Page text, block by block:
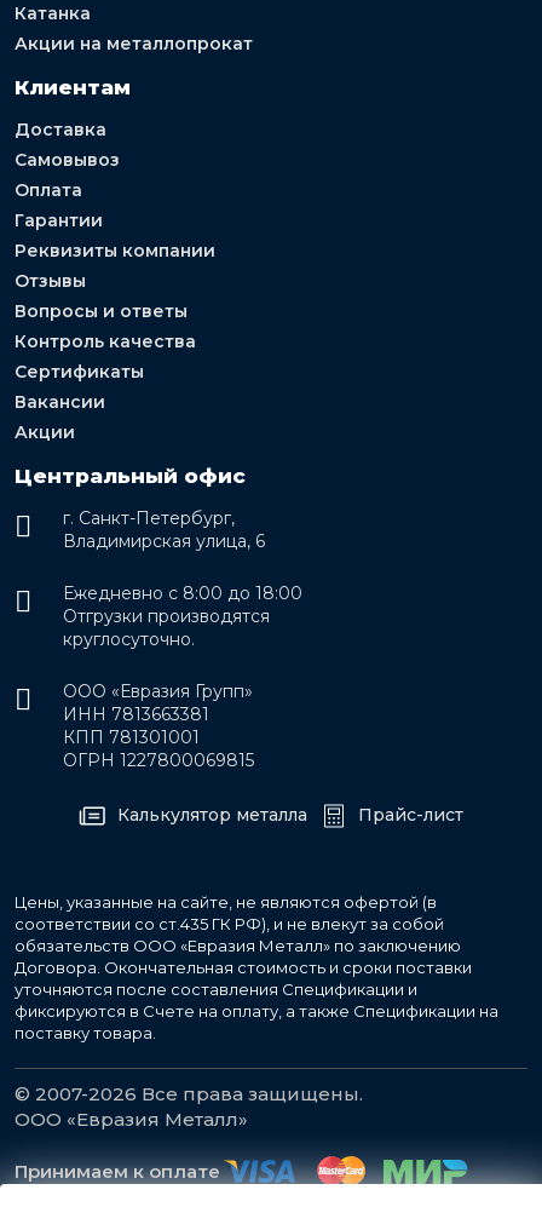
Катанка
Акции на металлопрокат
Клиентам
Доставка
Самовывоз
Оплата
Гарантии
Реквизиты компании
Отзывы
Вопросы и ответы
Контроль качества
Сертификаты
Вакансии
Акции
Центральный офис
г. Санкт-Петербург,
Владимирская улица, 6
Ежедневно с 8:00 до 18:00
Отгрузки производятся
круглосуточно.
ООО «Евразия Групп»
ИНН 7813663381
КПП 781301001
ОГРН 1227800069815
Калькулятор металла Прайс-лист
Цены, указанные на сайте, не являются офертой (в
соответствии со ст.435 ГК РФ), и не влекут за собой
обязательств ООО «Евразия Металл» по заключению
Договора. Окончательная стоимость и сроки поставки
уточняются после составления Спецификации и
фиксируются в Счете на оплату, а также Спецификации на
поставку товара.
© 2007-2026 Все права защищены.
ООО «Евразия Металл»
Принимаем к оплате